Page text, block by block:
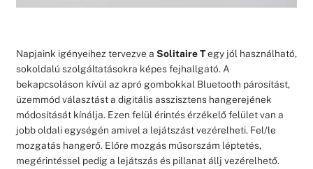
Napjaink igényeihez tervezve a Solitaire Tegy jól használható,
sokoldalú szolgáltatásokra képes fejhallgató. A
bekapcsoláson kívül az apró gombokkal Bluetooth párosítást,
üzemmód választást a digitális asszisztens hangerejének
módosítását kínálja. Ezen felül érintés érzékelő felület van a
jobb oldali egységén amivel a lejátszást vezérelheti. Fel/le
mozgatás hangerő. Előre mozgás műsorszám léptetés,
megérintéssel pedig a lejátszás és pillanat állj vezérelhető.